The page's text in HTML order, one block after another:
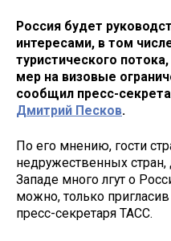
Россия будет
интересами, в том
туристического
мер на визовые
сообщил пресс-
Дмитрий Песков.
По его мнению, гости
недружественных
Западе много лгут о
можно, только
пресс-секретаря ТАСС.